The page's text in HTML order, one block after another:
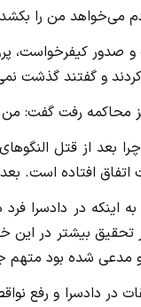
می‌خواهد من را
و گفتند گذشت
محاکمه رفت گفت: من
چرا بعد از قتل
افتاده است.
اینکه در دادسرا
تحقیق بیشتر در
مدعی شده بود متهم
در دادسرا و رفع